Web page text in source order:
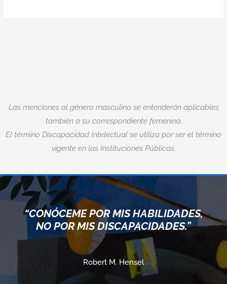
Las menciones al género masculino se entenderán aplicables
también a su correspondiente femenino.
El término Discapacidad Intelectual se utiliza por ser el término
vigente en las Instituciones Públicas.
“CONÓCEME POR MIS HABILIDADES,
NO POR MIS DISCAPACIDADES.”
Robert M. Hensel